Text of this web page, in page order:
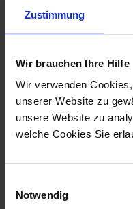
Zustimmung
Wir brauchen Ihre Hilfe
Wir verwenden
unserer Website zu
unsere Website zu
welche Cookies Sie
Notwendig
Lipödemchirurgie
die Injektionslipolyse,
Behandlungen
Brustverkleinerungen